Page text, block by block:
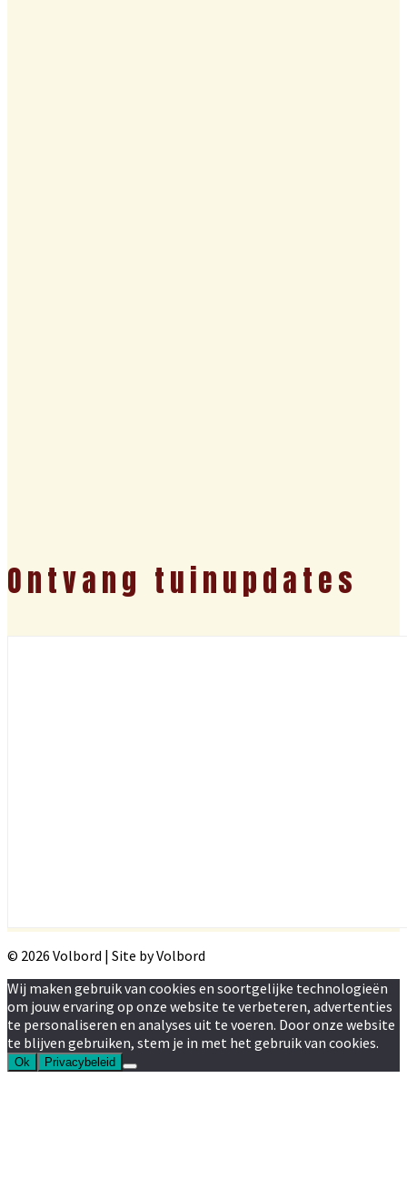
Ontvang tuinupdates
© 2026 Volbord | Site by Volbord
Wij maken gebruik van cookies en soortgelijke technologieën
om jouw ervaring op onze website te verbeteren, advertenties
te personaliseren en analyses uit te voeren. Door onze website
te blijven gebruiken, stem je in met het gebruik van cookies.
Ok Privacybeleid